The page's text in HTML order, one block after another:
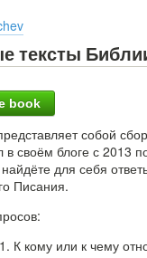
тексты
book
собой
в своём блоге с 2013
для себя
Писания.
К кому или к чему